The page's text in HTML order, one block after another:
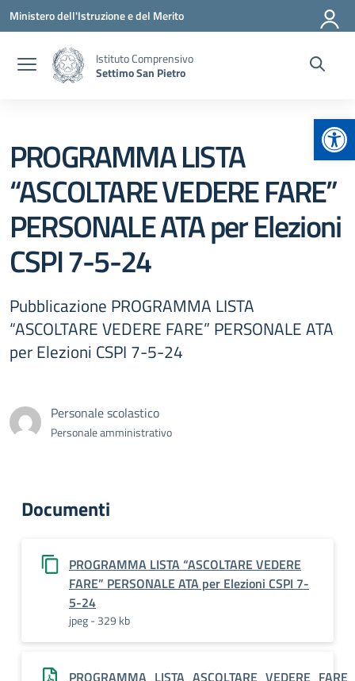
Vai ai contenuti
Vai al menu di navigazione
Vai al footer
Ministero dell'Istruzione e del Merito
Istituto Comprensivo
Settimo San Pietro
PROGRAMMA LISTA
“ASCOLTARE VEDERE FARE”
PERSONALE ATA per Elezioni
CSPI 7-5-24
Pubblicazione PROGRAMMA LISTA
“ASCOLTARE VEDERE FARE” PERSONALE ATA
per Elezioni CSPI 7-5-24
Personale scolastico
Personale amministrativo
Documenti
PROGRAMMA LISTA “ASCOLTARE VEDERE
FARE” PERSONALE ATA per Elezioni CSPI 7-
5-24
jpeg - 329 kb
PROGRAMMA_LISTA_ASCOLTARE_VEDERE_FARE